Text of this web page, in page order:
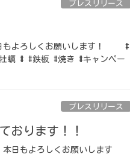
プレスリリース
もよろしくお願いします！ #
蠣 # #鉄板 #焼き #キャンペー
プレスリリース
おります！！
本日もよろしくお願いします